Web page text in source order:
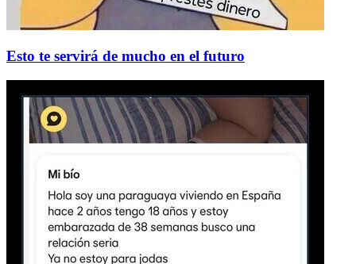
Esto te servirá de mucho en el futuro